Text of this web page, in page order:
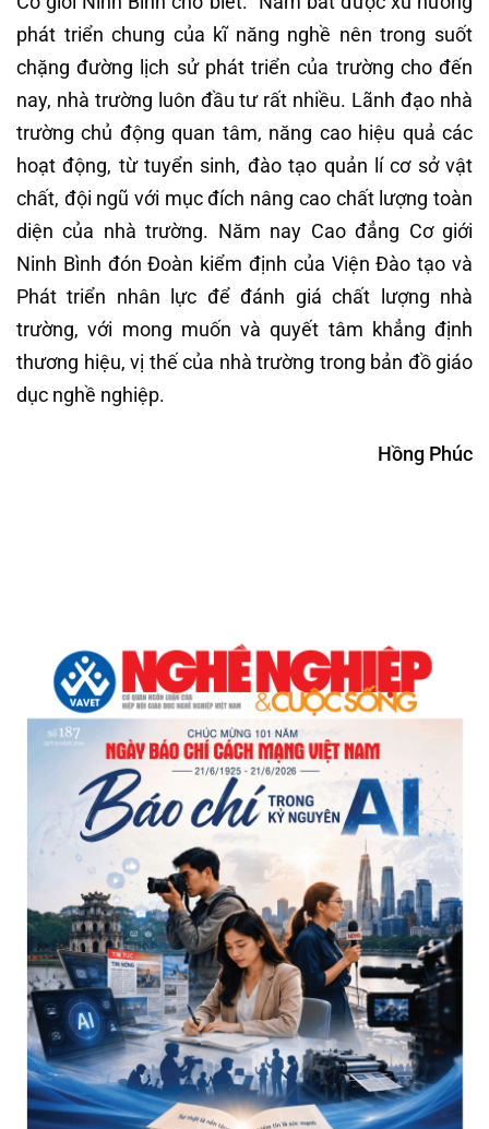
phát triển chung của kĩ năng nghề nên trong suốt
chặng đường lịch sử phát triển của trường cho đến
nay, nhà trường luôn đầu tư rất nhiều. Lãnh đạo nhà
trường chủ động quan tâm, năng cao hiệu quả các
hoạt động, từ tuyển sinh, đào tạo quản lí cơ sở vật
chất, đội ngũ với mục đích nâng cao chất lượng toàn
diện của nhà trường. Năm nay Cao đẳng Cơ giới
Ninh Bình đón Đoàn kiểm định của Viện Đào tạo và
Phát triển nhân lực để đánh giá chất lượng nhà
trường, với mong muốn và quyết tâm khẳng định
thương hiệu, vị thế của nhà trường trong bản đồ giáo
dục nghề nghiệp.
Hồng Phúc